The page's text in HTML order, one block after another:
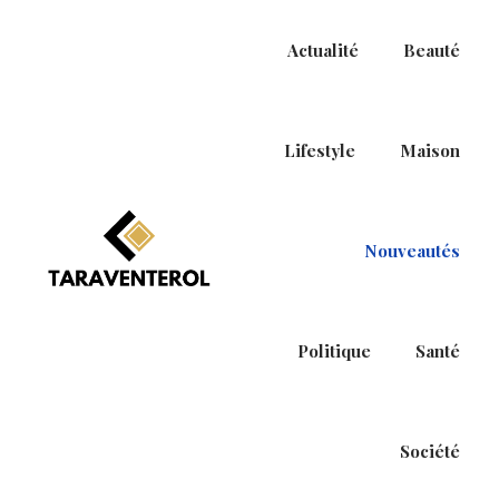
Actualité Beauté
Lifestyle Maison
Nouveautés
Politique Santé
Société